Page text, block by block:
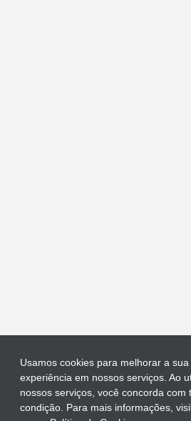
Usamos cookies para melhorar a sua
experiência em nossos serviços. Ao
nossos serviços, você concorda com
condição. Para mais informações,
Tecnologia do
Site Oficial da Comunidade Nossa Senhora